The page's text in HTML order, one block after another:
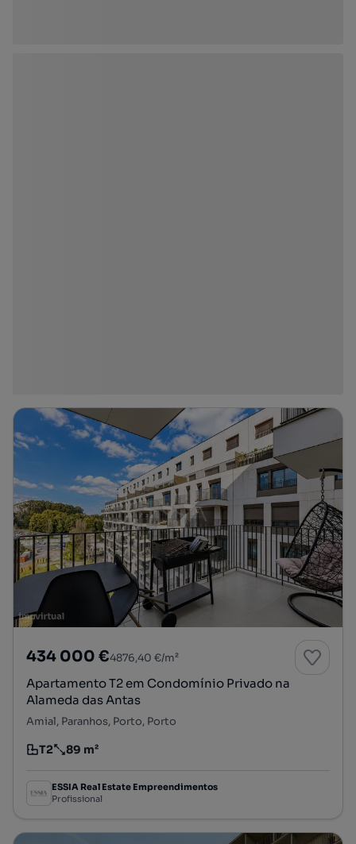
434 000 €4876,40 €/m²
Apartamento T2 em Condomínio Privado na
Alameda das Antas
Amial, Paranhos, Porto, Porto
Tipologia
T2
Preço por metro quadrado
89 m²
ESSIA Real Estate Empreendimentos
Profissional